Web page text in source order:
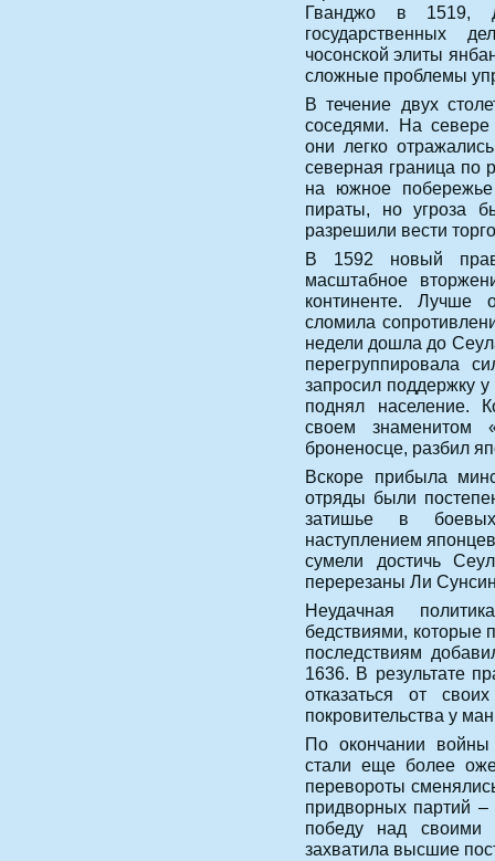
Гванджо в 1519,
государственных
чосонской элиты
сложные проблемы
В течение двух
соседями. На севере
они легко
северная граница по
на южное
пираты, но угроза
разрешили вести
В 1592 новый
масштабное
континенте. Лучше
сломила
недели дошла до
перегруппировала
запросил поддержку
поднял население.
своем знаменитом
броненосце, разбил
Вскоре прибыла
отряды были
затишье в
наступлением
сумели достичь
перерезаны Ли
Неудачная
бедствиями, которые
последствиям
1636. В результате
отказаться от
покровительства у
По окончании
стали еще более
перевороты
придворных партий –
победу над своими
захватила высшие